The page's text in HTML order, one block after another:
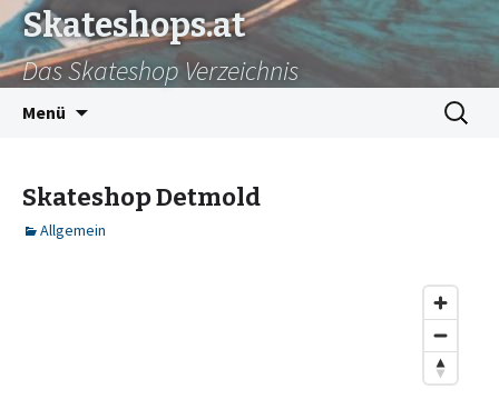
Skateshops.at
Das Skateshop Verzeichnis
Menü
Suchen
nach:
Skateshop Detmold
Allgemein